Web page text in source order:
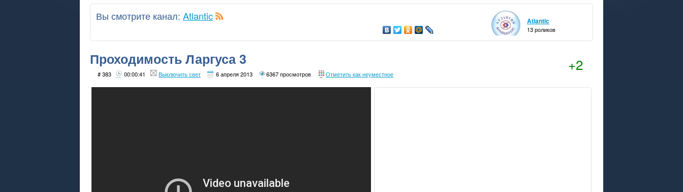
Вы смотрите канал: Atlantic Atlantic
13 роликов
+2
Проходимость Ларгуса 3
# 383 00:00:41 Выключить свет 6 апреля 2013 6367 просмотров Отметить как неуместное